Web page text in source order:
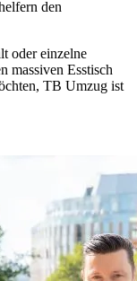
den
oder einzelne
massiven Esstisch
TB Umzug ist